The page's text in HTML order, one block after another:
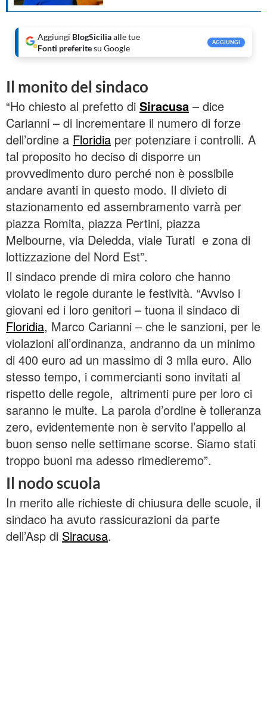
Aggiungi BlogSiciliaalle tue
Fonti preferitesu Google
AGGIUNGI
Il monito del sindaco
“Ho chiesto al prefetto di Siracusa – dice
Carianni – di incrementare il numero di forze
dell’ordine a Floridia per potenziare i controlli. A
tal proposito ho deciso di disporre un
provvedimento duro perché non è possibile
andare avanti in questo modo. Il divieto di
stazionamento ed assembramento varrà per
piazza Romita, piazza Pertini, piazza
Melbourne, via Deledda, viale Turati e zona di
lottizzazione del Nord Est”.
Il sindaco prende di mira coloro che hanno
violato le regole durante le festività. “Avviso i
giovani ed i loro genitori – tuona il sindaco di
Floridia, Marco Carianni – che le sanzioni, per le
violazioni all’ordinanza, andranno da un minimo
di 400 euro ad un massimo di 3 mila euro. Allo
stesso tempo, i commercianti sono invitati al
rispetto delle regole, altrimenti pure per loro ci
saranno le multe. La parola d’ordine è tolleranza
zero, evidentemente non è servito l’appello al
buon senso nelle settimane scorse. Siamo stati
troppo buoni ma adesso rimedieremo”.
Il nodo scuola
In merito alle richieste di chiusura delle scuole, il
sindaco ha avuto rassicurazioni da parte
dell’Asp di Siracusa.